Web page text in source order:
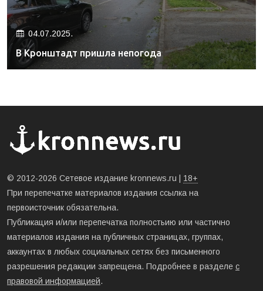
04.07.2025.
В Кронштадт пришла непогода
© 2012-2026 Сетевое издание kronnews.ru | 18+
При перепечатке материалов издания ссылка на
первоисточник обязательна.
Публикация и/или перепечатка полностьию или частично
материалов издания на публичных страницах, группах,
аккаунтах в любых социальных сетях без письменного
разрешения редакции запрещена. Подробнее в разделе с
правовой информацией.